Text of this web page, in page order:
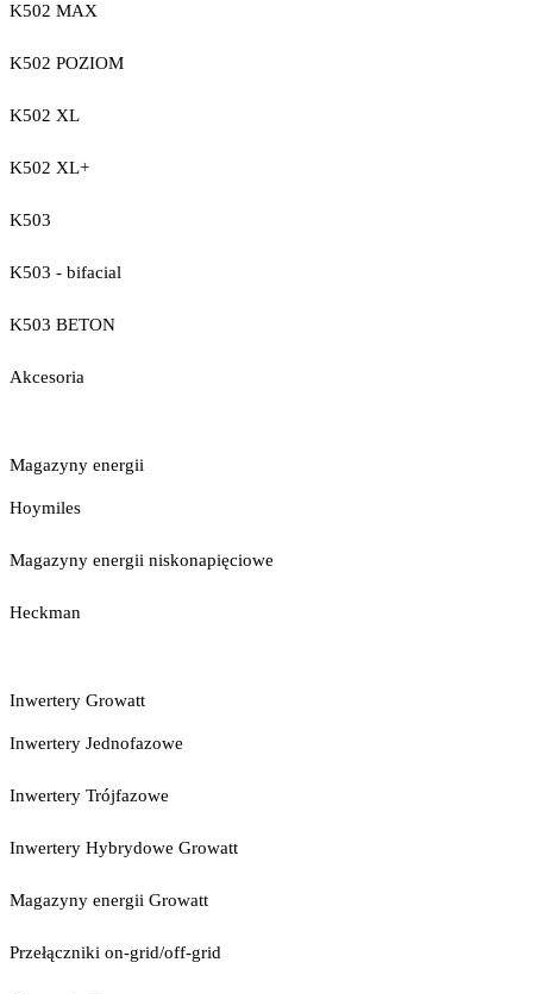
K502 MAX
K502 POZIOM
K502 XL
K502 XL+
K503
K503 - bifacial
K503 BETON
Akcesoria
Magazyny energii
Hoymiles
Magazyny energii niskonapięciowe
Heckman
Inwertery Growatt
Inwertery Jednofazowe
Inwertery Trójfazowe
Inwertery Hybrydowe Growatt
Magazyny energii Growatt
Przełączniki on-grid/off-grid